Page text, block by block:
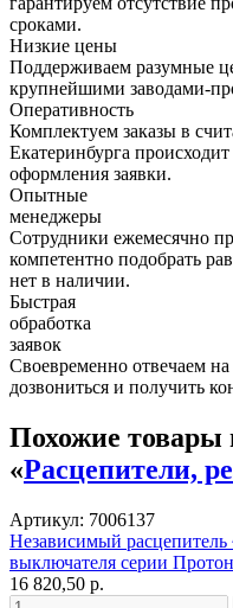
сроками.
Низкие цены
Поддерживаем разумные
крупнейшими заводами-
Оперативность
Комплектуем заказы в
Екатеринбурга
оформления заявки.
Опытные
менеджеры
Сотрудники ежемесячно
компетентно подобрать
нет в наличии.
Быстрая
обработка
заявок
Своевременно отвечаем
дозвониться и получить
Похожие товары
«Расцепители,
Артикул: 7006137
Независимый расцепитель
выключателя серии
16 820,50 р.